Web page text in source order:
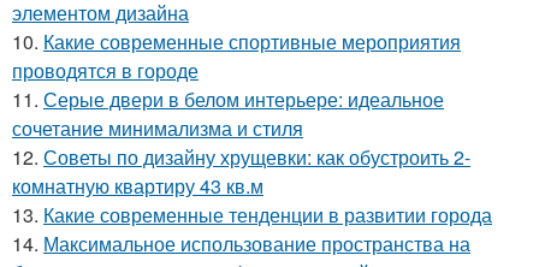
элементом дизайна
10. Какие современные спортивные мероприятия
проводятся в городе
11. Серые двери в белом интерьере: идеальное
сочетание минимализма и стиля
12. Советы по дизайну хрущевки: как обустроить 2-
комнатную квартиру 43 кв.м
13. Какие современные тенденции в развитии города
14. Максимальное использование пространства на